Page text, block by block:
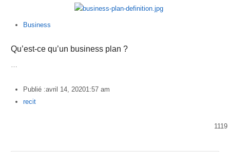
Business
Qu’est-ce qu’un business plan ?
…
Publié :avril 14, 20201:57 am
Author
recit
1119